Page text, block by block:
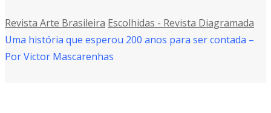
Revista Arte Brasileira Escolhidas - Revista Diagramada
Uma história que esperou 200 anos para ser contada –
Por Victor Mascarenhas